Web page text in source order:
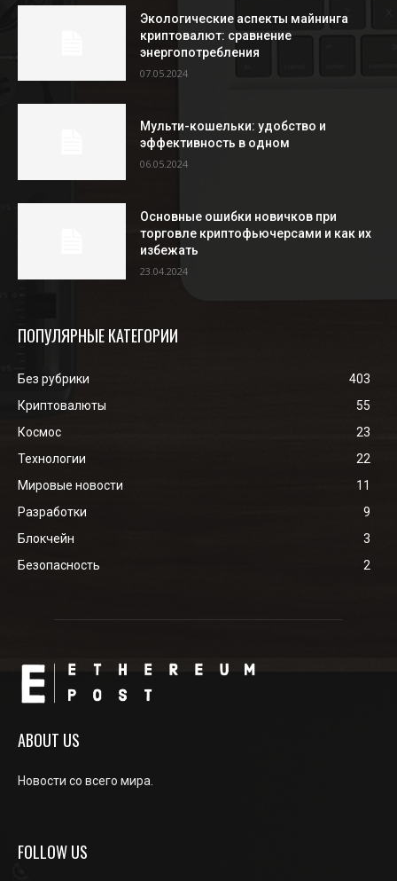
Экологические аспекты майнинга
криптовалют: сравнение
энергопотребления
07.05.2024
Мульти-кошельки: удобство и
эффективность в одном
06.05.2024
Основные ошибки новичков при
торговле криптофьючерсами и как их
избежать
23.04.2024
ПОПУЛЯРНЫЕ КАТЕГОРИИ
Без рубрики
403
Криптовалюты
55
Космос
23
Технологии
22
Мировые новости
11
Разработки
9
Блокчейн
3
Безопасность
2
ABOUT US
Новости со всего мира.
FOLLOW US